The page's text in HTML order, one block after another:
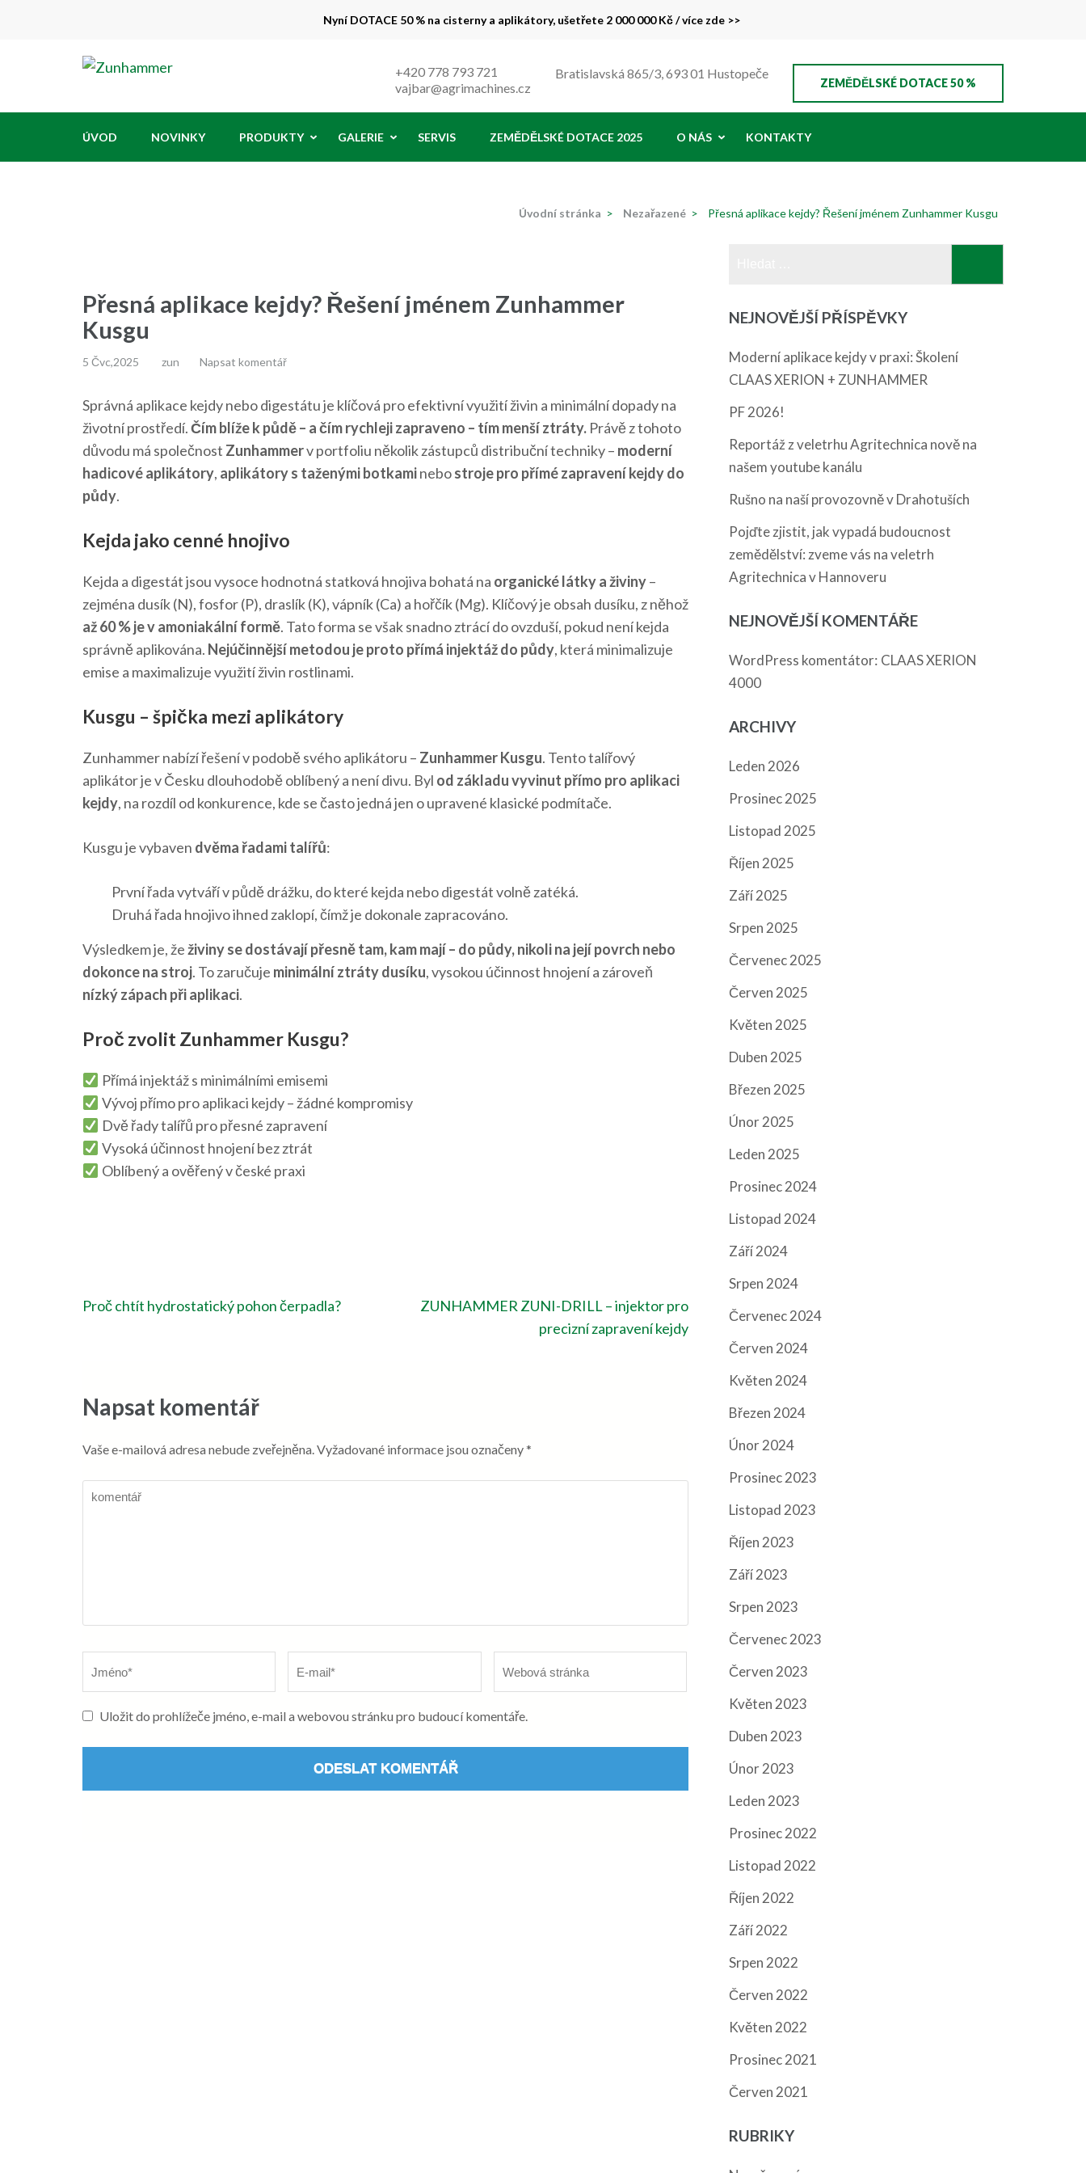
Nyní DOTACE 50 % na cisterny a aplikátory, ušetřete 2 000 000 Kč / více zde >>
ZEMĚDĚLSKÉ DOTACE 50 %
Bratislavská 865/3, 693 01 Hustopeče
+420 778 793 721
vajbar@agrimachines.cz
ÚVOD NOVINKY PRODUKTY GALERIE SERVIS ZEMĚDĚLSKÉ DOTACE 2025 O NÁS KONTAKTY
Úvodní stránka > Nezařazené > Přesná aplikace kejdy? Řešení jménem Zunhammer Kusgu
Přesná aplikace kejdy? Řešení jménem Zunhammer
Kusgu
5 Čvc,2025 zun Napsat komentář
Správná aplikace kejdy nebo digestátu je klíčová pro efektivní využití živin a minimální dopady na
životní prostředí.Čím blíže k půdě – a čím rychleji zapraveno – tím menší ztráty. Právě z tohoto
důvodu má společnost Zunhammerv portfoliu několik zástupců distribuční techniky – moderní
hadicové aplikátory, aplikátory s taženými botkaminebostroje pro přímé zapravení kejdy do
půdy.
Kejda jako cenné hnojivo
Kejda a digestát jsou vysoce hodnotná statková hnojiva bohatá na organické látky a živiny–
zejména dusík (N), fosfor (P), draslík (K), vápník (Ca) a hořčík (Mg). Klíčový je obsah dusíku, z něhož
až 60 % je v amoniakální formě. Tato forma se však snadno ztrácí do ovzduší, pokud není kejda
správně aplikována. Nejúčinnější metodou je proto přímá injektáž do půdy, která minimalizuje
emise a maximalizuje využití živin rostlinami.
Kusgu – špička mezi aplikátory
Zunhammer nabízí řešení v podobě svého aplikátoru – Zunhammer Kusgu. Tento talířový
aplikátor je v Česku dlouhodobě oblíbený a není divu. Byl od základu vyvinut přímo pro aplikaci
kejdy, na rozdíl od konkurence, kde se často jedná jen o upravené klasické podmítače.
Kusgu je vybaven dvěma řadami talířů:
První řada vytváří v půdě drážku, do které kejda nebo digestát volně zatéká.
Druhá řada hnojivo ihned zaklopí, čímž je dokonale zapracováno.
Výsledkem je, žeživiny se dostávají přesně tam, kam mají – do půdy, nikoli na její povrch nebo
dokonce na stroj. To zaručuje minimální ztráty dusíku, vysokou účinnost hnojení a zároveň
nízký zápach při aplikaci.
Proč zvolit Zunhammer Kusgu?
Přímá injektáž s minimálními emisemi
Vývoj přímo pro aplikaci kejdy – žádné kompromisy
Dvě řady talířů pro přesné zapravení
Vysoká účinnost hnojení bez ztrát
Oblíbený a ověřený v české praxi
Navigace
Proč chtít hydrostatický pohon čerpadla?
ZUNHAMMER ZUNI-DRILL – injektor pro
precizní zapravení kejdy
Napsat komentář
Vaše e-mailová adresa nebude zveřejněna.Vyžadované informace jsou označeny*
komentář
Uložit do prohlížeče jméno, e-mail a webovou stránku pro budoucí komentáře.
NEJNOVĚJŠÍ PŘÍSPĚVKY
Moderní aplikace kejdy v praxi: Školení
CLAAS XERION + ZUNHAMMER
PF 2026!
Reportáž z veletrhu Agritechnica nově na
našem youtube kanálu
Rušno na naší provozovně v Drahotuších
Pojďte zjistit, jak vypadá budoucnost
zemědělství: zveme vás na veletrh
Agritechnica v Hannoveru
NEJNOVĚJŠÍ KOMENTÁŘE
WordPress komentátor: CLAAS XERION
4000
ARCHIVY
Leden 2026
Prosinec 2025
Listopad 2025
Říjen 2025
Září 2025
Srpen 2025
Červenec 2025
Červen 2025
Květen 2025
Duben 2025
Březen 2025
Únor 2025
Leden 2025
Prosinec 2024
Listopad 2024
Září 2024
Srpen 2024
Červenec 2024
Červen 2024
Květen 2024
Březen 2024
Únor 2024
Prosinec 2023
Listopad 2023
Říjen 2023
Září 2023
Srpen 2023
Červenec 2023
Červen 2023
Květen 2023
Duben 2023
Únor 2023
Leden 2023
Prosinec 2022
Listopad 2022
Říjen 2022
Září 2022
Srpen 2022
Červen 2022
Květen 2022
Prosinec 2021
Červen 2021
RUBRIKY